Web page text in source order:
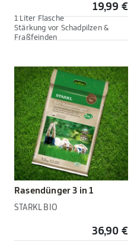
19,99 €
1 Liter Flasche
Stärkung vor Schadpilzen &
Fraßfeinden
Rasendünger 3 in 1
STARKL BIO
36,90 €